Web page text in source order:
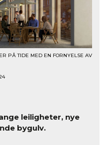
PÅ TIDE MED EN FORNYELSE AV
leiligheter, nye
bygulv.